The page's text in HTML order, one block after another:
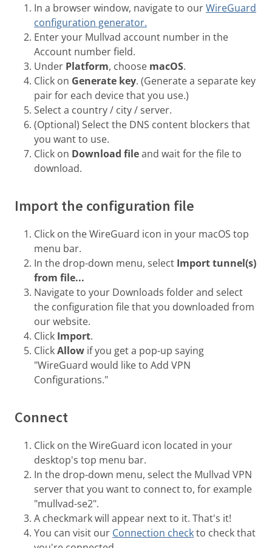
In a browser window, navigate to ourWireGuard
configuration generator.
Enter your Mullvad account number in the
Account number field.
Under Platform, choose macOS.
Click on Generate key. (Generate a separate key
pair for each device that you use.)
Select a country / city / server.
(Optional) Select the DNS content blockers that
you want to use.
Click on Download fileand wait for the file to
download.
Import the configuration file
Click on the WireGuard icon in your macOS top
menu bar.
In the drop-down menu, select Import tunnel(s)
from file...
Navigate to your Downloads folder and select
the configuration file that you downloaded from
our website.
Click Import.
ClickAllow if you get a pop-up saying
"WireGuard would like to Add VPN
Configurations."
Connect
Click on the WireGuard icon located in your
desktop's top menu bar.
In the drop-down menu, select the Mullvad VPN
server that you want to connect to, for example
"mullvad-se2".
A checkmark will appear next to it. That's it!
You can visit our Connection checkto check that